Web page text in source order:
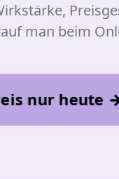
man beim
nur heute →